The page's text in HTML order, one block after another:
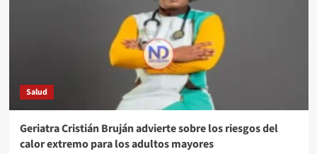
Salud
Geriatra Cristián Bruján advierte sobre los riesgos del
calor extremo para los adultos mayores